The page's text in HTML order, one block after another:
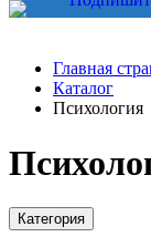
Главная
Каталог
Психология
Категория